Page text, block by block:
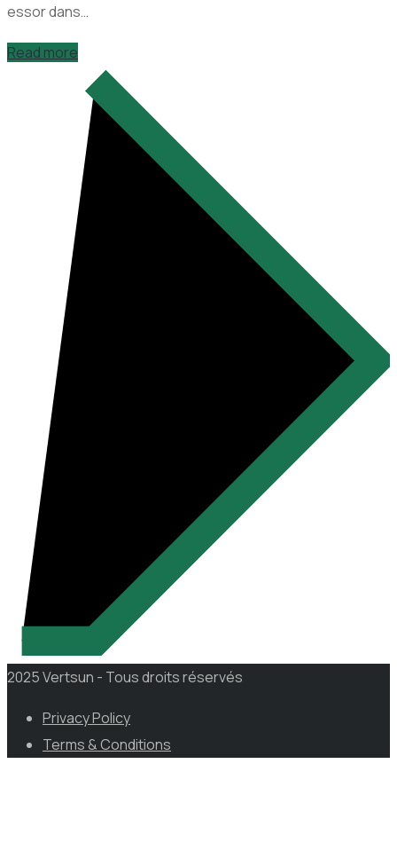
essor dans…
Read more
2025 Vertsun - Tous droits réservés
Privacy Policy
Terms & Conditions